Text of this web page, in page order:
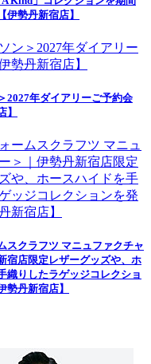
伊勢丹新宿店】
2027年ダイアリーご予約会
】
スクラフツ マニュファクチャ
宿店限定レザーグッズや、ホ
織りしたラゲッジコレクショ
勢丹新宿店】